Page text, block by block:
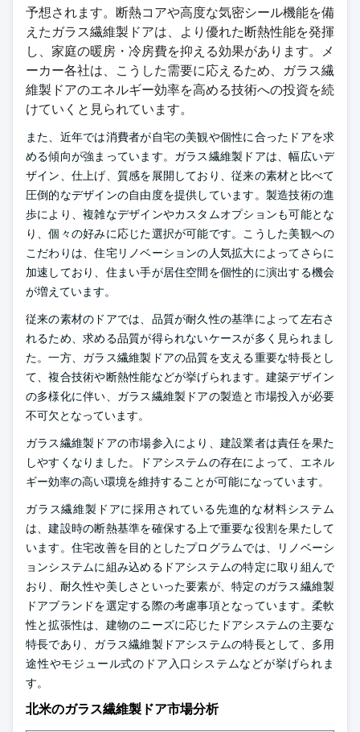
予想されます。断熱コアや高度な気密シール機能を備
えたガラス繊維製ドアは、より優れた断熱性能を発揮
し、家庭の暖房・冷房費を抑える効果があります。メ
ーカー各社は、こうした需要に応えるため、ガラス繊
維製ドアのエネルギー効率を高める技術への投資を続
けていくと見られています。
また、近年では消費者が自宅の美観や個性に合ったドアを求
める傾向が強まっています。ガラス繊維製ドアは、幅広いデ
ザイン、仕上げ、質感を展開しており、従来の素材と比べて
圧倒的なデザインの自由度を提供しています。製造技術の進
歩により、複雑なデザインやカスタムオプションも可能とな
り、個々の好みに応じた選択が可能です。こうした美観への
こだわりは、住宅リノベーションの人気拡大によってさらに
加速しており、住まい手が居住空間を個性的に演出する機会
が増えています。
従来の素材のドアでは、品質が耐久性の基準によって左右さ
れるため、求める品質が得られないケースが多く見られまし
た。一方、ガラス繊維製ドアの品質を支える重要な特長とし
て、複合技術や断熱性能などが挙げられます。建築デザイン
の多様化に伴い、ガラス繊維製ドアの製造と市場投入が必要
不可欠となっています。
ガラス繊維製ドアの市場参入により、建設業者は責任を果た
しやすくなりました。ドアシステムの存在によって、エネル
ギー効率の高い環境を維持することが可能になっています。
ガラス繊維製ドアに採用されている先進的な材料システム
は、建設時の断熱基準を確保する上で重要な役割を果たして
います。住宅改善を目的としたプログラムでは、リノベーシ
ョンシステムに組み込めるドアシステムの特定に取り組んで
おり、耐久性や美しさといった要素が、特定のガラス繊維製
ドアブランドを選定する際の考慮事項となっています。柔軟
性と拡張性は、建物のニーズに応じたドアシステムの主要な
特長であり、ガラス繊維製ドアシステムの特長として、多用
途性やモジュール式のドア入口システムなどが挙げられま
す。
北米のガラス繊維製ドア市場分析